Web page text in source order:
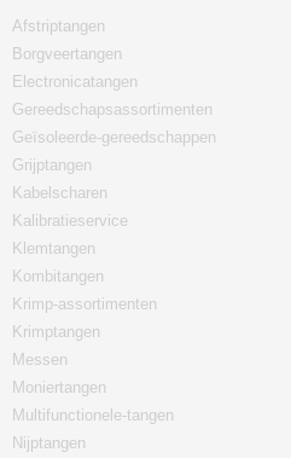
Afstriptangen
Borgveertangen
Electronicatangen
Gereedschapsassortimenten
Geïsoleerde-gereedschappen
Grijptangen
Kabelscharen
Kalibratieservice
Klemtangen
Kombitangen
Krimp-assortimenten
Krimptangen
Messen
Moniertangen
Multifunctionele-tangen
Nijptangen